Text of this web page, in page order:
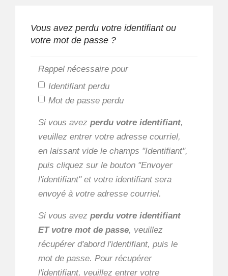
Vous avez perdu votre identifiant ou
votre mot de passe ?
Rappel nécessaire pour
Identifiant perdu
Mot de passe perdu
Si vous avez perdu votre identifiant,
veuillez entrer votre adresse courriel,
en laissant vide le champs "Identifiant",
puis cliquez sur le bouton "Envoyer
l'identifiant" et votre identifiant sera
envoyé à votre adresse courriel.
Si vous avez perdu votre identifiant
ET votre mot de passe, veuillez
récupérer d'abord l'identifiant, puis le
mot de passe. Pour récupérer
l'identifiant, veuillez entrer votre